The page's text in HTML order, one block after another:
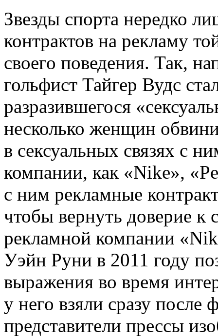
Звезды спорта нередко
контрактов на рекламу
своего поведения. Так,
гольфист Тайгер Вудс
разразившегося
несколько женщин
в сексуальных связях с
компании, как «Nike»,
с ним рекламные
чтобы вернуть доверие к
рекламной компании
Уэйн Руни в 2011 году
выражения во время
у него взяли сразу после
представители прессы